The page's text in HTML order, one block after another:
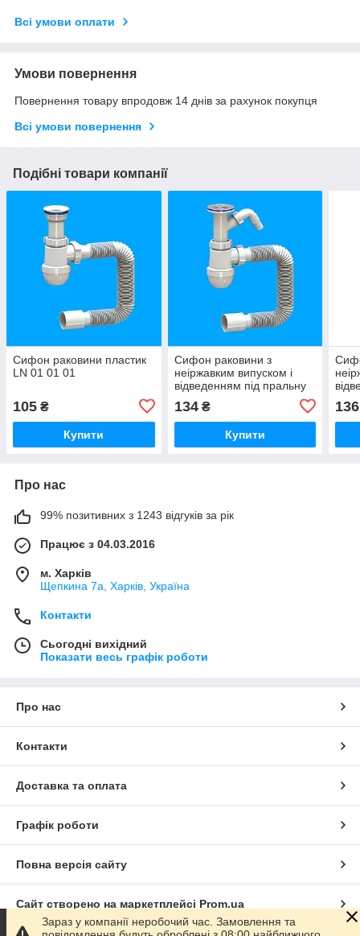
Всі умови оплати
Умови повернення
Повернення товару впродовж 14 днів за рахунок покупця
Всі умови повернення
Подібні товари компанії
Сифон раковини пластик
LN 01 01 01
105 ₴
Купити
Сифон раковини з
неіржавким випуском і
відведенням під пральну
134₴
Купити
136
Про нас
99% позитивних з 1243 відгуків за рік
Працює з 04.03.2016
м. Харків
Щепкина 7а, Харків, Україна
Контакти
Сьогодні вихідний
Показати весь графік роботи
Про нас
Контакти
Доставка та оплата
Графік роботи
Повна версія сайту
Сайт створено на маркетплейсі Prom.ua
Зараз у компанії неробочий час. Замовлення та